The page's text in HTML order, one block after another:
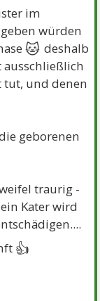
im
würden
🐱 deshalb
tut, und denen
geborenen
traurig -
Kater wird
👍